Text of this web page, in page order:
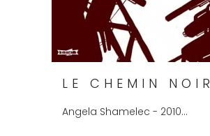
LE CHEMIN NOIR
Angela Shamelec - 2010...